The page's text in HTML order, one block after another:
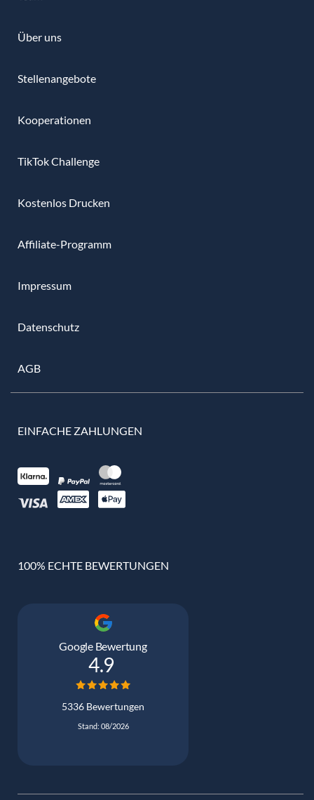
Über uns
Stellenangebote
Kooperationen
TikTok Challenge
Kostenlos Drucken
Affiliate-Programm
Impressum
Datenschutz
AGB
EINFACHE ZAHLUNGEN
100% ECHTE BEWERTUNGEN
Google Bewertung
4.9
5336 Bewertungen
Stand: 08/2026